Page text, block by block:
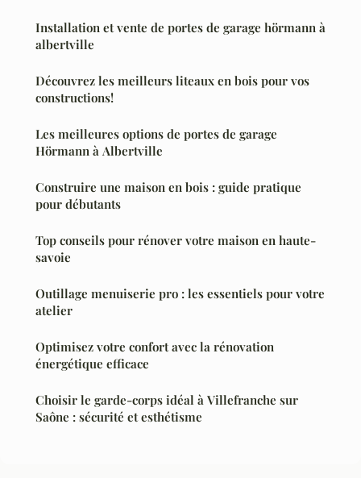
Installation et vente de portes de garage hörmann à
albertville
Découvrez les meilleurs liteaux en bois pour vos
constructions!
Les meilleures options de portes de garage
Hörmann à Albertville
Construire une maison en bois : guide pratique
pour débutants
Top conseils pour rénover votre maison en haute-
savoie
Outillage menuiserie pro : les essentiels pour votre
atelier
Optimisez votre confort avec la rénovation
énergétique efficace
Choisir le garde-corps idéal à Villefranche sur
Saône : sécurité et esthétisme